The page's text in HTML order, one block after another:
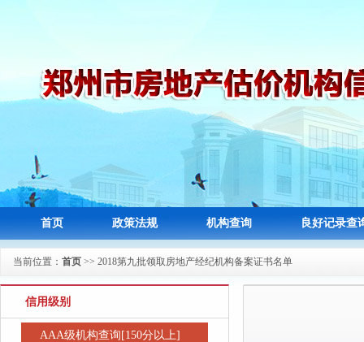
首页 政策法规 机构查询 良好记录查
当前位置： 首页 >> 2018第九批领取房地产经纪机构备案证书名单
信用级别
AAA级机构查询[150分以上]